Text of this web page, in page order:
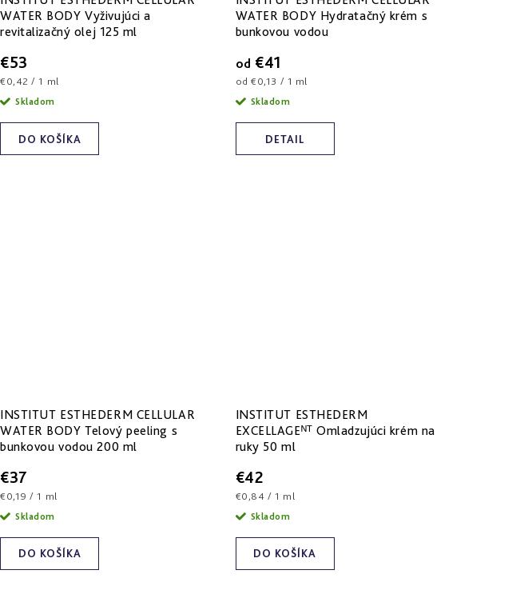
WATER BODY Vyživujúci a
revitalizačný olej 125 ml
€53
Jednotková
cena:
€0,42 / 1 ml
DO KOŠÍKA
Skladom
WATER BODY Hydratačný krém s
bunkovou vodou
od €41
Jednotková
cena:
od €0,13 / 1 ml
DETAIL
Skladom
INSTITUT ESTHEDERM CELLULAR
WATER BODY Telový peeling s
bunkovou vodou 200 ml
€37
Jednotková
cena:
€0,19 / 1 ml
DO KOŠÍKA
Skladom
INSTITUT ESTHEDERM
EXCELLAGEᴺᵀ Omladzujúci krém na
ruky 50 ml
€42
Jednotková
cena:
€0,84 / 1 ml
DO KOŠÍKA
Skladom